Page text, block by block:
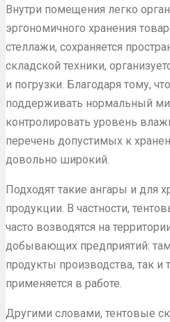
Внутри помещения легко
эргономичного хранения
стеллажи, сохраняется
складской техники,
и погрузки. Благодаря тому,
поддерживать нормальный
контролировать уровень
перечень допустимых к
довольно широкий.
Подходят такие ангары и для
продукции. В частности,
часто возводятся на
добывающих предприятий: там
продукты производства, так и
применяется в работе.
Другими словами, тентовые